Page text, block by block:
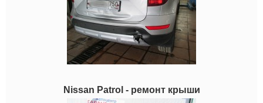
Nissan Patrol - ремонт крыши